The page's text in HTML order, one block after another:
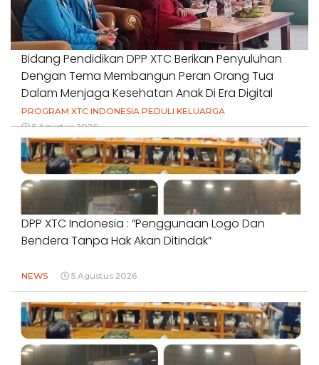
Bidang Pendidikan DPP XTC Berikan Penyuluhan
Dengan Tema Membangun Peran Orang Tua
Dalam Menjaga Kesehatan Anak Di Era Digital
PROGRAM XTC INDONESIA PEDULI KELUARGA
5 Agustus 2026
DPP XTC Indonesia : “Penggunaan Logo Dan
Bendera Tanpa Hak Akan Ditindak”
NEWS 5 Agustus 2026